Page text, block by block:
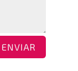
ENVIAR